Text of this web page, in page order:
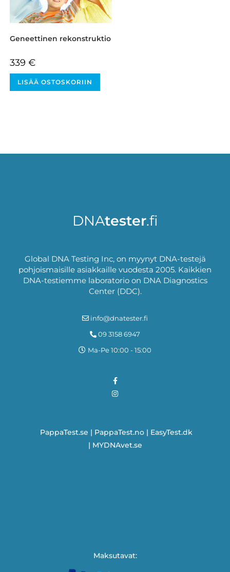
Geneettinen rekonstruktio
339 €
LISÄÄ OSTOSKORIIN
DNAtester.fi
Global DNA Testing Inc, on myynyt DNA-testejä
pohjoismaisille asiakkaille vuodesta 2005. Kaikkien
DNA-testiemme laboratorio on DNA Diagnostics
Center (DDC).
info@dnatester.fi
09 3158 6947
Ma-Pe 10:00 - 15:00
PappaTest.se | PappaTest.no| EasyTest.dk
| MYDNAvet.se
Maksutavat: